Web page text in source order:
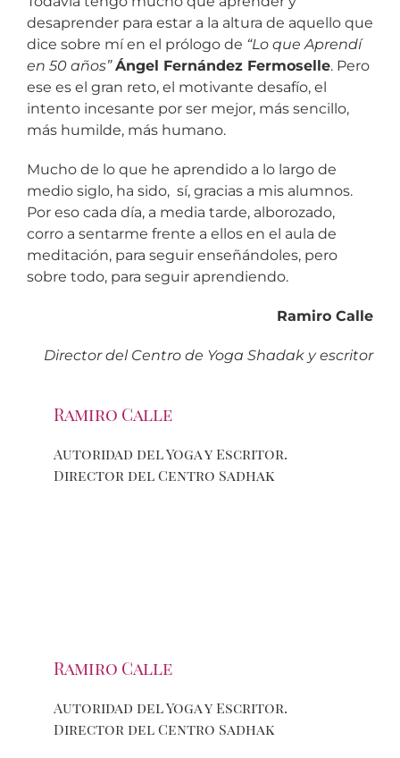
desaprender para estar a la altura de aquello que
dice sobre mí en el prólogo de “Lo que Aprendí
en 50 años”Ángel Fernández Fermoselle. Pero
ese es el gran reto, el motivante desafío, el
intento incesante por ser mejor, más sencillo,
más humilde, más humano.
Mucho de lo que he aprendido a lo largo de
medio siglo, ha sido, sí, gracias a mis alumnos.
Por eso cada día, a media tarde, alborozado,
corro a sentarme frente a ellos en el aula de
meditación, para seguir enseñándoles, pero
sobre todo, para seguir aprendiendo.
Ramiro Calle
Director del Centro de Yoga Shadak y escritor
Ramiro Calle
Autoridad del Yoga y Escritor.
Director del Centro Sadhak
Ramiro Calle
Autoridad del Yoga y Escritor.
Director del Centro Sadhak